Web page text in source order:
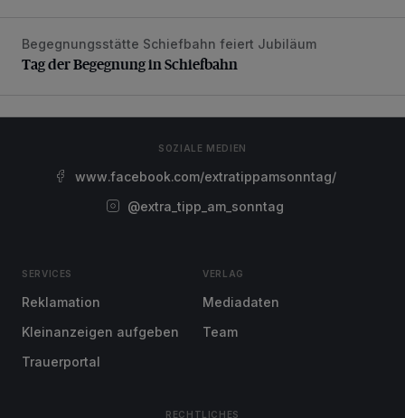
Tag der Begegnung in Schiefbahn
Begegnungsstätte Schiefbahn feiert Jubiläum
Tag der Begegnung in Schiefbahn
SOZIALE MEDIEN
www.facebook.com/extratippamsonntag/
@extra_tipp_am_sonntag
SERVICES
Reklamation
Kleinanzeigen aufgeben
Trauerportal
VERLAG
Mediadaten
Team
RECHTLICHES